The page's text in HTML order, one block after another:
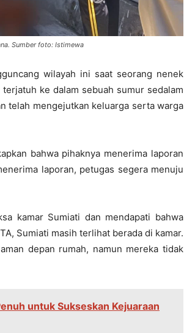
Sumber foto: Istimewa
wilayah ini saat seorang nenek
ke dalam sebuah sumur sedalam
telah mengejutkan keluarga serta warga
bahwa pihaknya menerima laporan
laporan, petugas segera menuju
kamar Sumiati dan mendapati bahwa
Sumiati masih terlihat berada di kamar.
depan rumah, namun mereka tidak
untuk Sukseskan Kejuaraan